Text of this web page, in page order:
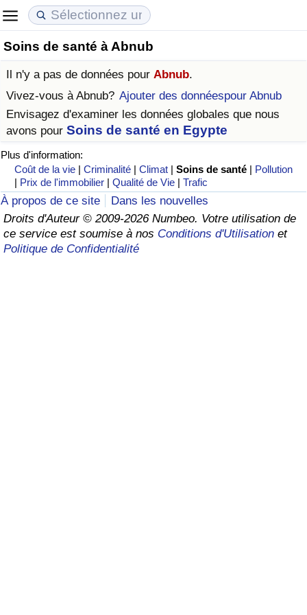
Soins de santé à Abnub
Il n'y a pas de données pour Abnub.
Vivez-vous àAbnub? Ajouter des donnéespour Abnub
Envisagez d'examiner les données globales que nous
avons pour Soins de santé en Egypte
Plus d'information:
Coût de la vie |Criminalité |Climat |Soins de santé | Pollution
| Prix de l'immobilier |Qualité de Vie |Trafic
À propos de ce site
Dans les nouvelles
Droits d'Auteur © 2009-2026 Numbeo. Votre utilisation de
ce service est soumise à nos Conditions d'Utilisation et
Politique de Confidentialité
Coût de la vie
Indice du Coût de la Vie
Indice du coût de la vie par pays
à Akaba
Prix de l'immobilier
Indice des Prix de l'immobilier
Indice des Prix de l'immobilier par Pays
Qualité de Vie
Indice de Qualité de Vie (Actuel)
Indice de qualité de vie par pays
Criminalité
Indice de Criminalité (Actuel)